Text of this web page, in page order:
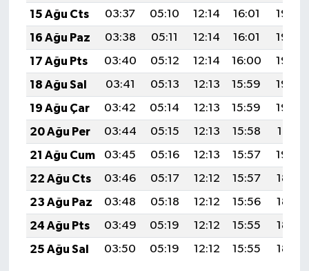
15 Ağu Cts
03:37 05:10 12:14 16:01
19:08
16 Ağu Paz
03:38 05:11 12:14 16:01
19:06
17 Ağu Pts
03:40 05:12 12:14 16:00
19:05
18 Ağu Sal
03:41 05:13 12:13 15:59
19:04
19 Ağu Çar
03:42 05:14 12:13 15:59
19:02
20 Ağu Per
03:44 05:15 12:13 15:58
19:01
21 Ağu Cum
03:45 05:16 12:13 15:57
19:00
22 Ağu Cts
03:46 05:17 12:12 15:57
18:58
23 Ağu Paz
03:48 05:18 12:12 15:56
18:57
24 Ağu Pts
03:49 05:19 12:12 15:55
18:55
25 Ağu Sal
03:50 05:19 12:12 15:55 18:54